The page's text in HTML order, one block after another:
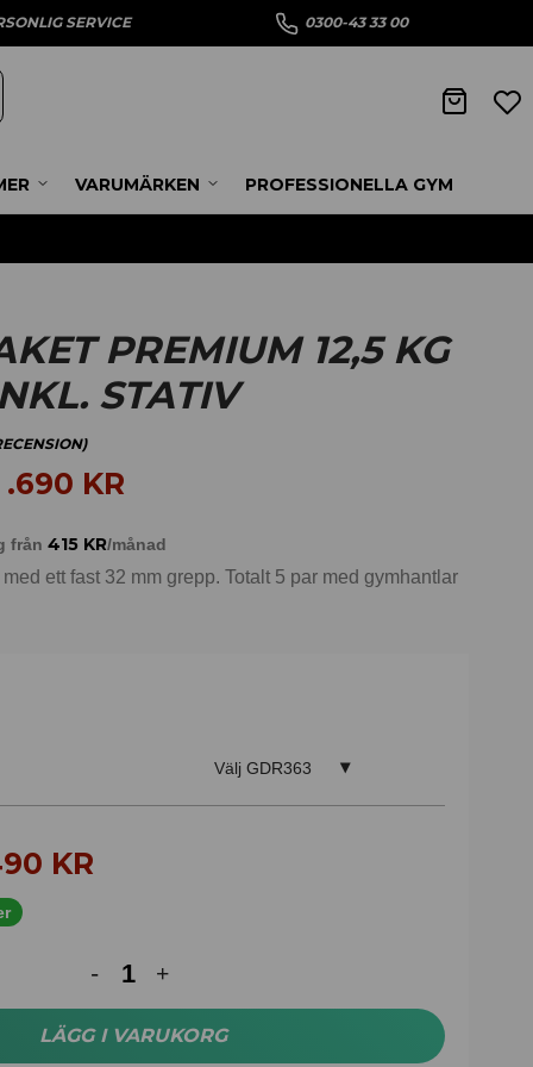
SERVICE 0300-43 33 00
VARUMÄRKEN PROFESSIONELLA GYM
PREMIUM 12,5 KG
STATIV
.690 KR
från 415 KR/månad
ett fast 32 mm grepp. Totalt 5 par med gymhantlar
Välj GDR363
KR
LÄGG I VARUKORG